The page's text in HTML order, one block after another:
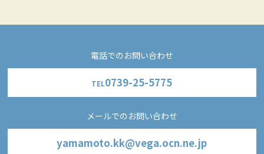
電話でのお問い合わせ
TEL0739-25-5775
メールでのお問い合わせ
yamamoto.kk@vega.ocn.ne.jp